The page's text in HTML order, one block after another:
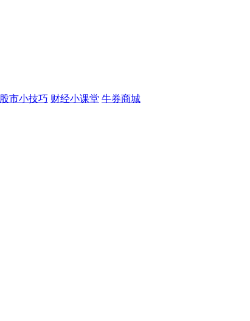
股市小技巧 财经小课堂 牛券商城